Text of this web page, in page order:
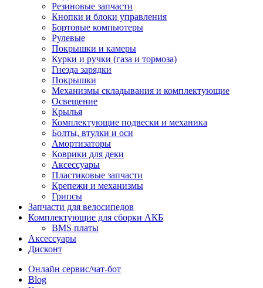
Резиновые запчасти
Кнопки и блоки управления
Бортовые компьютеры
Рулевые
Покрышки и камеры
Курки и ручки (газа и тормоза)
Гнезда зарядки
Покрышки
Механизмы складывания и комплектующие
Освещение
Крылья
Комплектующие подвески и механика
Болты, втулки и оси
Амортизаторы
Коврики для деки
Аксессуары
Пластиковые запчасти
Крепежи и механизмы
Грипсы
Запчасти для велосипедов
Комплектующие для сборки АКБ
BMS платы
Аксессуары
Дисконт
Онлайн сервис/чат-бот
Blog